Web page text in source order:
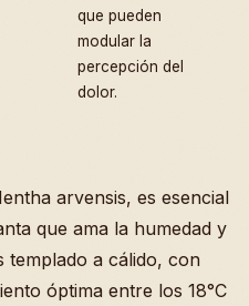
que pueden
modular la
percepción del
dolor.
arvensis, es esencial
que ama la humedad y
templado a cálido, con
óptima entre los 18°C